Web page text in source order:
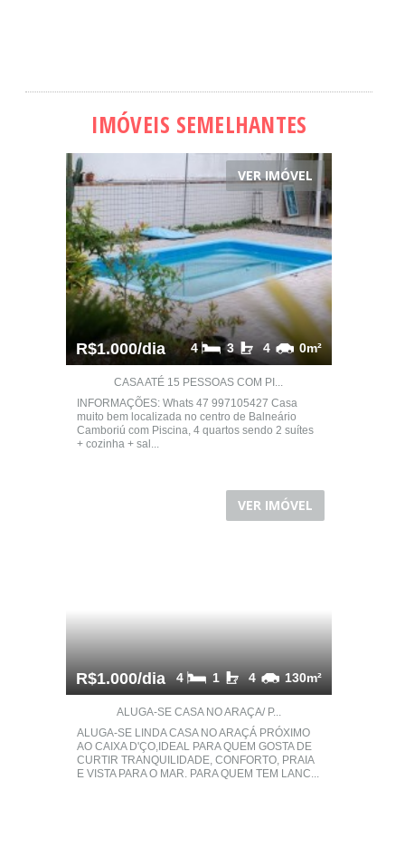
IMÓVEIS SEMELHANTES
VER IMÓVEL
R$1.000/dia 0m²
4
3
4
CASA ATÉ 15 PESSOAS COM PI...
INFORMAÇÕES: Whats 47 997105427 Casa
muito bem localizada no centro de Balneário
Camboriú com Piscina, 4 quartos sendo 2 suítes
+ cozinha + sal...
VER IMÓVEL
R$1.000/dia 130m²
4
1
4
ALUGA-SE CASA NO ARAÇA/ P...
ALUGA-SE LINDA CASA NO ARAÇÁ PRÓXIMO
AO CAIXA D'ÇO,IDEAL PARA QUEM GOSTA DE
CURTIR TRANQUILIDADE, CONFORTO, PRAIA
E VISTA PARA O MAR. PARA QUEM TEM LANC...